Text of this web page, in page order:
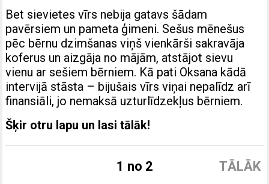
Bet sievietes vīrs nebija gatavs šādam
pavērsiem un pameta ģimeni. Sešus mēnešus
pēc bērnu dzimšanas viņš vienkārši sakravāja
koferus un aizgāja no mājām, atstājot sievu
vienu ar sešiem bērniem. Kā pati Oksana kādā
intervijā stāsta – bijušais vīrs viņai nepalīdz arī
finansiāli, jo nemaksā uzturlīdzekļus bērniem.
Šķir otru lapu un lasi tālāk!
TĀLĀK
1 no 2